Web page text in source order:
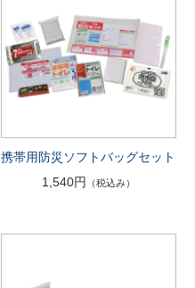
携帯用防災ソフトバッグセット
1,540円
（税込み）